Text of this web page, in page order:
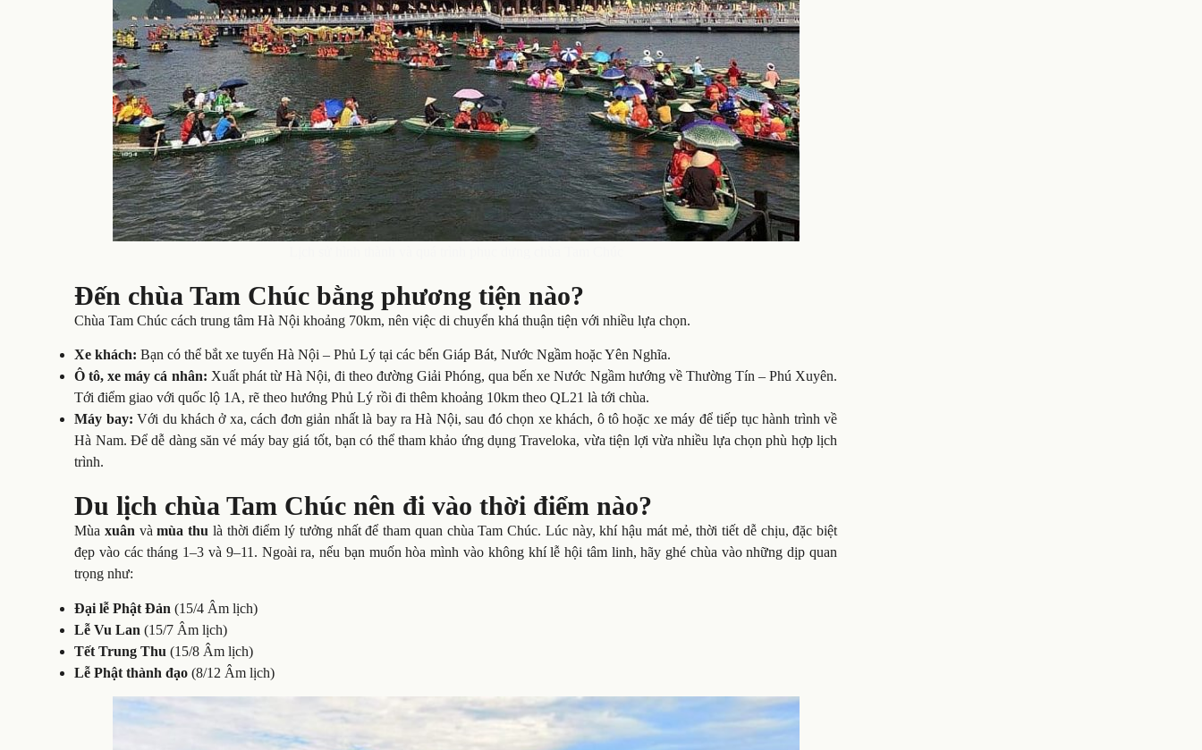
Đến chùa Tam Chúc bằng phương tiện nào?
Chùa Tam Chúc cách trung tâm Hà Nội khoảng 70km, nên việc di chuyển khá thuận tiện với nhiều lựa chọn.
Xe khách: Bạn có thể bắt xe tuyến Hà Nội – Phủ Lý tại các bến Giáp Bát, Nước Ngầm hoặc Yên Nghĩa.
Ô tô, xe máy cá nhân: Xuất phát từ Hà Nội, đi theo đường Giải Phóng, qua bến xe Nước Ngầm hướng về Thường Tín – Phú Xuyên.
Tới điểm giao với quốc lộ 1A, rẽ theo hướng Phủ Lý rồi đi thêm khoảng 10km theo QL21 là tới chùa.
Máy bay: Với du khách ở xa, cách đơn giản nhất là bay ra Hà Nội, sau đó chọn xe khách, ô tô hoặc xe máy để tiếp tục hành trình về
Hà Nam. Để dễ dàng săn vé máy bay giá tốt, bạn có thể tham khảo ứng dụng Traveloka, vừa tiện lợi vừa nhiều lựa chọn phù hợp lịch
trình.
Du lịch chùa Tam Chúc nên đi vào thời điểm nào?
Mùa xuân vàmùa thu là thời điểm lý tưởng nhất để tham quan chùa Tam Chúc. Lúc này, khí hậu mát mẻ, thời tiết dễ chịu, đặc biệt
đẹp vào các tháng 1–3 và 9–11. Ngoài ra, nếu bạn muốn hòa mình vào không khí lễ hội tâm linh, hãy ghé chùa vào những dịp quan
trọng như:
Đại lễ Phật Đản (15/4 Âm lịch)
Lễ Vu Lan (15/7 Âm lịch)
Tết Trung Thu (15/8 Âm lịch)
Lễ Phật thành đạo (8/12 Âm lịch)